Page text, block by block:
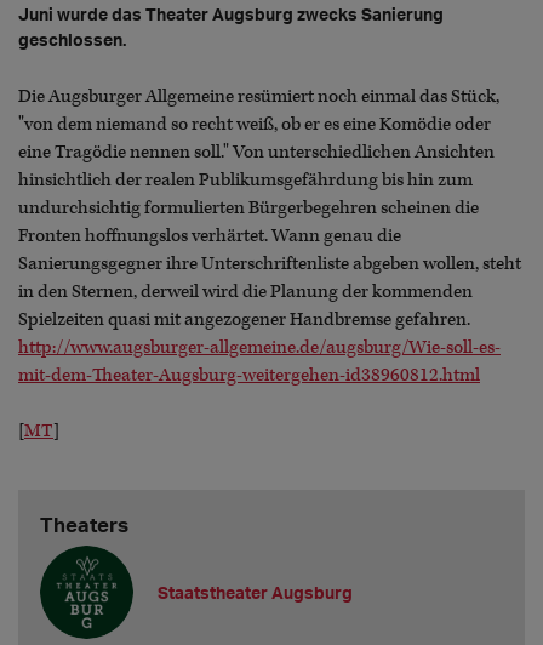
Juni wurde das Theater Augsburg zwecks Sanierung
geschlossen.
Die Augsburger Allgemeine resümiert noch einmal das Stück,
"von dem niemand so recht weiß, ob er es eine Komödie oder
eine Tragödie nennen soll." Von unterschiedlichen Ansichten
hinsichtlich der realen Publikumsgefährdung bis hin zum
undurchsichtig formulierten Bürgerbegehren scheinen die
Fronten hoffnungslos verhärtet. Wann genau die
Sanierungsgegner ihre Unterschriftenliste abgeben wollen, steht
in den Sternen, derweil wird die Planung der kommenden
Spielzeiten quasi mit angezogener Handbremse gefahren.
http://www.augsburger-allgemeine.de/augsburg/Wie-soll-es-
mit-dem-Theater-Augsburg-weitergehen-id38960812.html
[MT]
Theaters
Staatstheater Augsburg